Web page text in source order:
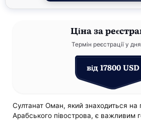
Ціназа
Термін реєстрації у
від 17800 USD
Султанат Оман, який знаходиться на
Арабського півострова, є важливим